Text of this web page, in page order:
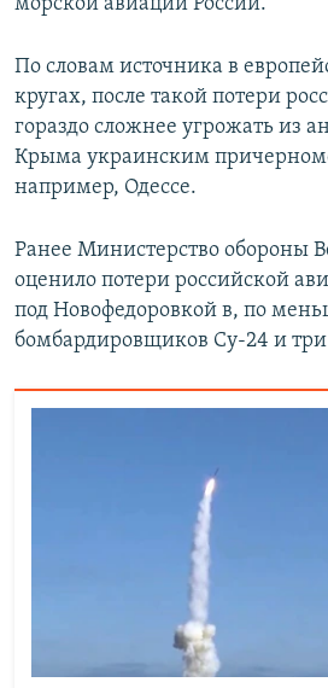
морской авиации России.
По словам источника в
кругах, после такой потери
гораздо сложнее угрожать из
Крыма украинским
например, Одессе.
Ранее Министерство обороны
оценило потери российской
под Новофедоровкой в, по
бомбардировщиков Су-24 и